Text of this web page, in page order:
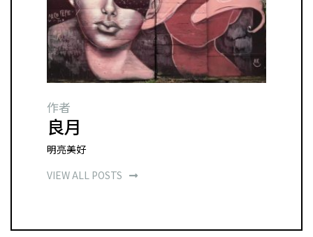
作者
良月
明亮美好
VIEW ALL POSTS